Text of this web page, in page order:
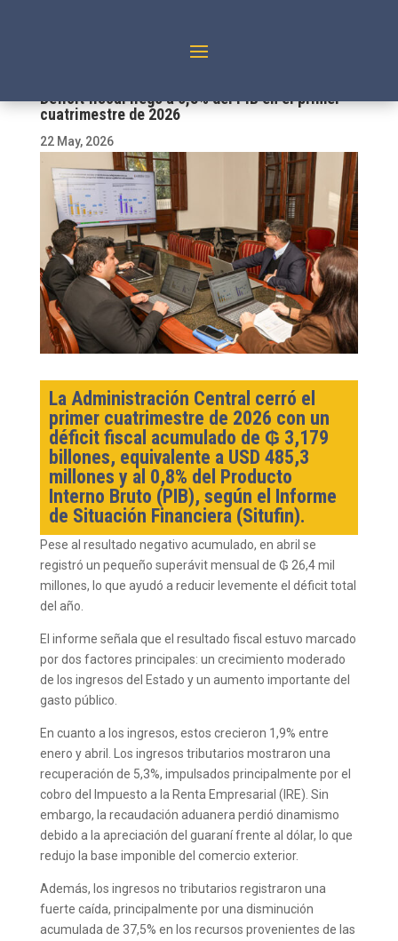
Déficit fiscal llegó a 0,8% del PIB en el primer
cuatrimestre de 2026
22 May, 2026
La Administración Central cerró el
primer cuatrimestre de 2026 con un
déficit fiscal acumulado de ₲ 3,179
billones, equivalente a USD 485,3
millones y al 0,8% del Producto
Interno Bruto (PIB), según el Informe
de Situación Financiera (Situfin).
Pese al resultado negativo acumulado, en abril se
registró un pequeño superávit mensual de ₲ 26,4 mil
millones, lo que ayudó a reducir levemente el déficit total
del año.
El informe señala que el resultado fiscal estuvo marcado
por dos factores principales: un crecimiento moderado
de los ingresos del Estado y un aumento importante del
gasto público.
En cuanto a los ingresos, estos crecieron 1,9% entre
enero y abril. Los ingresos tributarios mostraron una
recuperación de 5,3%, impulsados principalmente por el
cobro del Impuesto a la Renta Empresarial (IRE). Sin
embargo, la recaudación aduanera perdió dinamismo
debido a la apreciación del guaraní frente al dólar, lo que
redujo la base imponible del comercio exterior.
Además, los ingresos no tributarios registraron una
fuerte caída, principalmente por una disminución
acumulada de 37,5% en los recursos provenientes de las